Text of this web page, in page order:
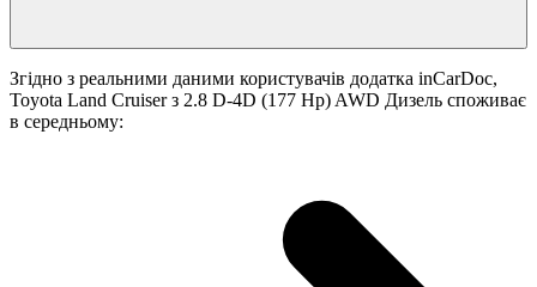
Згідно з реальними даними користувачів додатка inCarDoc,
Toyota Land Cruiser з 2.8 D-4D (177 Hp) AWD Дизель споживає
в середньому: